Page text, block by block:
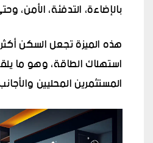
بالإضاءة، التدفئة، الأمن،
هذه الميزة تجعل السكن
استهلاك الطاقة، وهو ما
المستثمرين المحليين